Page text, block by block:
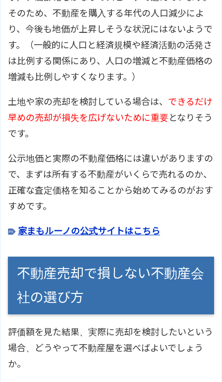
そのため、不動産を購入する年代の人口減少によ
り、今後も地価が上昇しそうな状況にはないようで
す。（一般的に人口と経済規模や経済活動の活発さ
は比例する関係にあり、人口の増減と不動産価格の
増減も比例しやすくなります。）
土地や家の売却を検討している場合は、 できるだけ
早めの売却が損失を広げないために重要となりそう
です。
公示地価と実際の不動産価格には違いがありますの
で、まずは所有する不動産がいくらで売れるのか、
正確な査定価格を知ることから始めてみるのがおす
すめです。
家まもルーノの公式サイトはこちら
不動産売却で損しない不動産会
社の選び方
評価額を見た結果、実際に売却を検討したいという
場合、どうやって不動産屋を選べばよいでしょう
か。